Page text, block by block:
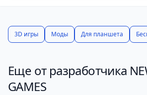
3D игры Моды Для планшета
Еще от разработчика
GAMES